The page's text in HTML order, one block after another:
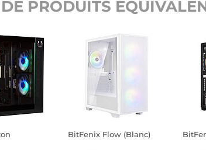
PRODUITS
BitFenix Flow (Blanc)